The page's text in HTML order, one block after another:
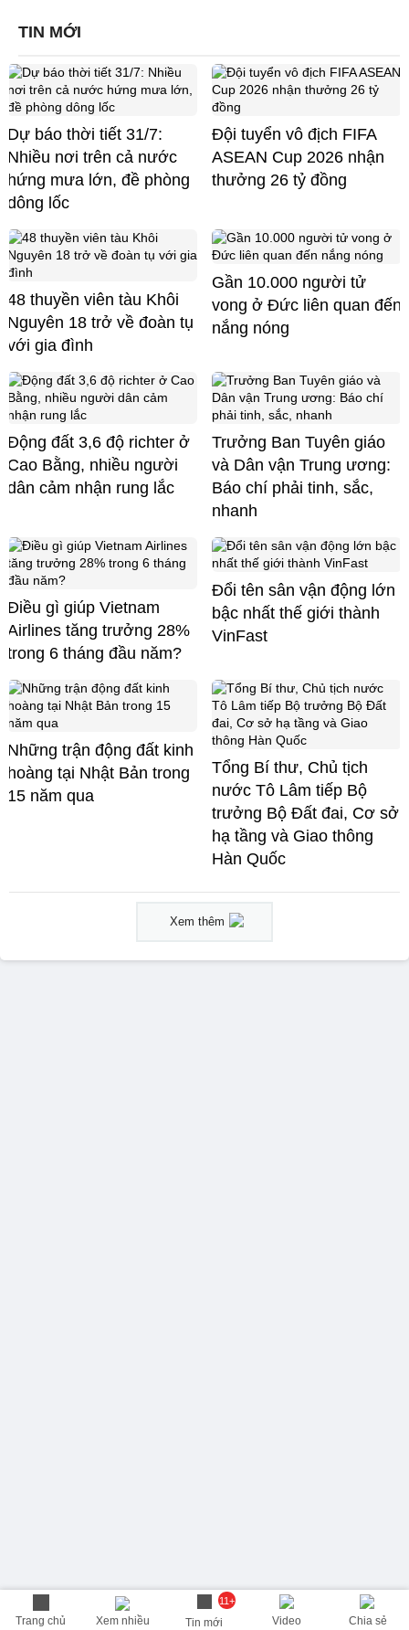
Trang chủ Xem nhiều
11+
Tin mới Video Chia sẻ
TIN MỚI
Dự báo thời tiết 31/7:
Nhiều nơi trên cả nước
hứng mưa lớn, đề phòng
dông lốc
Đội tuyển vô địch FIFA
ASEAN Cup 2026 nhận
thưởng 26 tỷ đồng
48 thuyền viên tàu Khôi
Nguyên 18 trở về đoàn tụ
với gia đình
Gần 10.000 người tử
vong ở Đức liên quan đến
nắng nóng
Động đất 3,6 độ richter ở
Cao Bằng, nhiều người
dân cảm nhận rung lắc
Trưởng Ban Tuyên giáo
và Dân vận Trung ương:
Báo chí phải tinh, sắc,
nhanh
Điều gì giúp Vietnam
Airlines tăng trưởng 28%
trong 6 tháng đầu năm?
Đổi tên sân vận động lớn
bậc nhất thế giới thành
VinFast
Những trận động đất kinh
hoàng tại Nhật Bản trong
15 năm qua
Tổng Bí thư, Chủ tịch
nước Tô Lâm tiếp Bộ
trưởng Bộ Đất đai, Cơ sở
hạ tầng và Giao thông
Hàn Quốc
Xem thêm